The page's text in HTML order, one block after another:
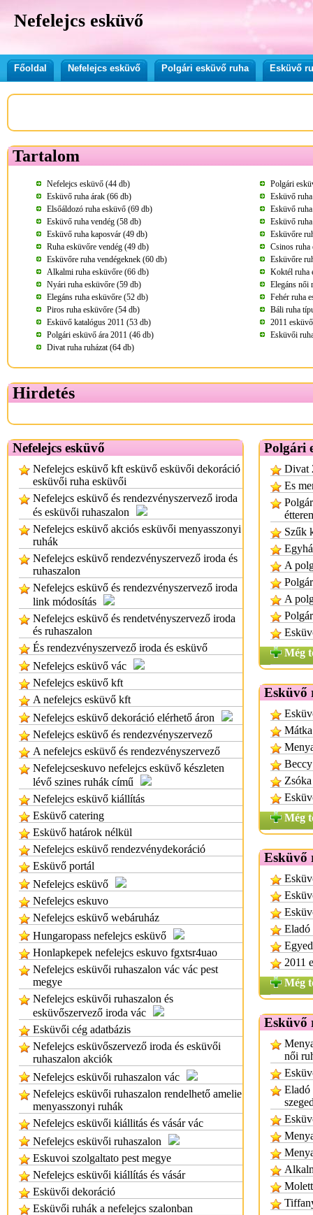
Nefelejcs esküvő
Főoldal Nefelejcs esküvő Polgári esküvő ruha Esküvő
Tartalom
Nefelejcs esküvő (44 db)
Polgári
Esküvő ruha árak (66 db)
Esküvő
Elsőáldozó ruha esküvő (69 db)
Esküvő
Esküvő ruha vendég (58 db)
Esküvő
Esküvő ruha kaposvár (49 db)
Esküvőre
Ruha esküvőre vendég (49 db)
Csinos ruha
Esküvőre ruha vendégeknek (60 db)
Esküvőre
Alkalmi ruha esküvőre (66 db)
Koktél ruha
Nyári ruha esküvőre (59 db)
Elegáns női
Elegáns ruha esküvőre (52 db)
Fehér ruha
Piros ruha esküvőre (54 db)
Báli ruha
Esküvő katalógus 2011 (53 db)
2011
Polgári esküvő ára 2011 (46 db)
Esküvői
Divat ruha ruházat (64 db)
Hirdetés
Nefelejcs esküvő
Nefelejcs esküvő kft esküvő esküvői dekoráció
esküvői ruha esküvői
Nefelejcs esküvő és rendezvényszervező iroda
és esküvői ruhaszalon
Nefelejcs esküvő akciós esküvői menyasszonyi
ruhák
Nefelejcs esküvő rendezvényszervező iroda és
ruhaszalon
Nefelejcs esküvő és rendezvényszervező iroda
link módosítás
Nefelejcs esküvő és rendetvényszervező iroda
és ruhaszalon
És rendezvényszervező iroda és esküvő
Nefelejcs esküvő vác
Nefelejcs esküvő kft
A nefelejcs esküvő kft
Nefelejcs esküvő dekoráció elérhető áron
Nefelejcs esküvő és rendezvényszervező
A nefelejcs esküvő és rendezvényszervező
Nefelejcseskuvo nefelejcs esküvő készleten
lévő szines ruhák című
Nefelejcs esküvő kiállítás
Esküvő catering
Esküvő határok nélkül
Nefelejcs esküvő rendezvénydekoráció
Esküvő portál
Nefelejcs esküvő
Nefelejcs eskuvo
Nefelejcs esküvő webáruház
Hungaropass nefelejcs esküvő
Honlapkepek nefelejcs eskuvo fgxtsr4uao
Nefelejcs esküvői ruhaszalon vác vác pest
megye
Nefelejcs esküvői ruhaszalon és
esküvőszervező iroda vác
Esküvői cég adatbázis
Nefelejcs esküvőszervező iroda és esküvői
ruhaszalon akciók
Nefelejcs esküvői ruhaszalon vác
Nefelejcs esküvői ruhaszalon rendelhető amelie
menyasszonyi ruhák
Nefelejcs esküvői kiállitás és vásár vác
Nefelejcs esküvői ruhaszalon
Eskuvoi szolgaltato pest megye
Nefelejcs esküvői kiállítás és vásár
Esküvői dekoráció
Esküvői ruhák a nefelejcs szalonban
Polgári
Divat
Es
Szűk
A
A
Még
Esküvő
Még
Esküvő
Eladó
2011
Még
Esküvő
női
Eladó